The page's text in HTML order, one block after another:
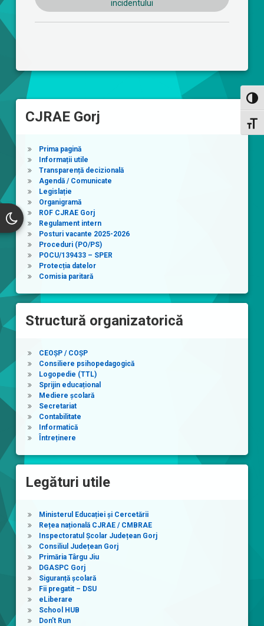
incidentului
CJRAE Gorj
Prima pagină
Informații utile
Transparență decizională
Agendă / Comunicate
Legislație
Organigramă
ROF CJRAE Gorj
Regulament intern
Posturi vacante 2025-2026
Proceduri (PO/PS)
POCU/139433 – SPER
Protecția datelor
Comisia paritară
Structură organizatorică
CEOȘP / COȘP
Consiliere psihopedagogică
Logopedie (TTL)
Sprijin educațional
Mediere școlară
Secretariat
Contabilitate
Informatică
Întreținere
Legături utile
Ministerul Educației și Cercetării
Rețea națională CJRAE / CMBRAE
Inspectoratul Școlar Județean Gorj
Consiliul Județean Gorj
Primăria Târgu Jiu
DGASPC Gorj
Siguranță școlară
Fii pregatit – DSU
eLiberare
School HUB
Don’t Run